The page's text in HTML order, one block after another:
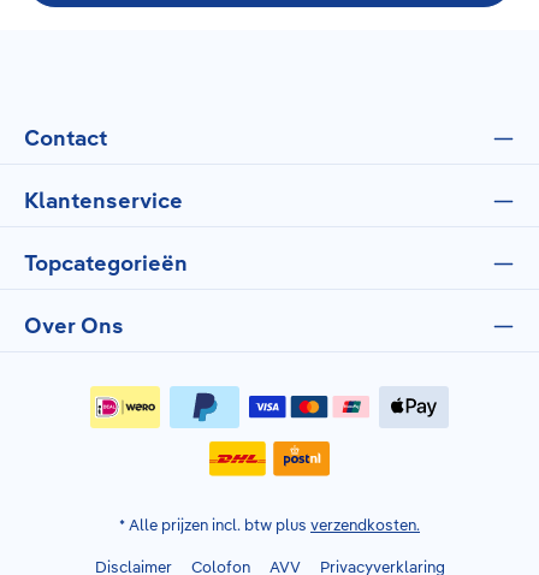
Contact
Klantenservice
Topcategorieën
Over Ons
* Alle prijzen incl. btw plus verzendkosten.
Disclaimer Colofon AVV Privacyverklaring